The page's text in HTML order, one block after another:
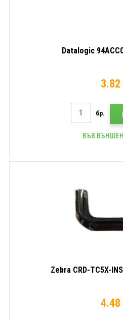
Datalogic
3.82
бр.
ВЪВ
Zebra CRD-TC5X-
4.48